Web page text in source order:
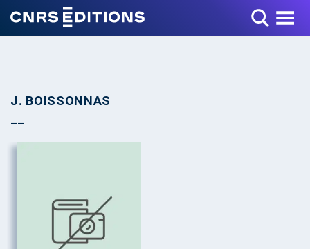
Toggle Menu
J. BOISSONNAS